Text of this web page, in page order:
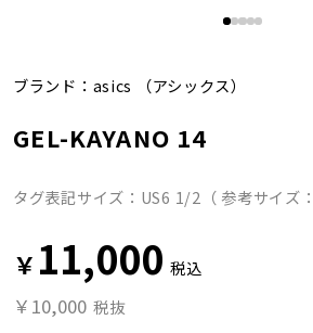
ブランド： asics （アシックス）
GEL-KAYANO 14
タグ表記サイズ：US6 1/2（ 参考サイズ
￥ 11,000 税込
￥10,000 税抜